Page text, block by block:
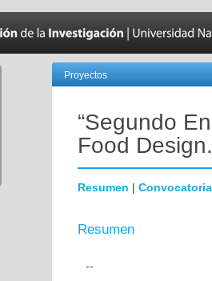
Proyectos
“Segundo
Food
Resumen | Convocatoria
Resumen
--